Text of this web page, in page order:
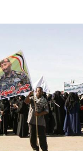
».
aux violences
États-Unis.
permanent de
la rédaction
38 ou